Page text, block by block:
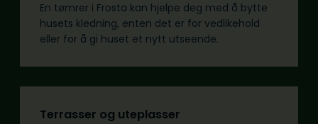
En tømrer i Frosta kan hjelpe deg med å bytte
husets kledning, enten det er for vedlikehold
eller for å gi huset et nytt utseende.
Terrasser og uteplasser